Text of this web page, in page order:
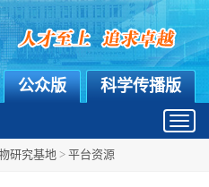
科学传播版
公众版
研究基地 > 平台资源